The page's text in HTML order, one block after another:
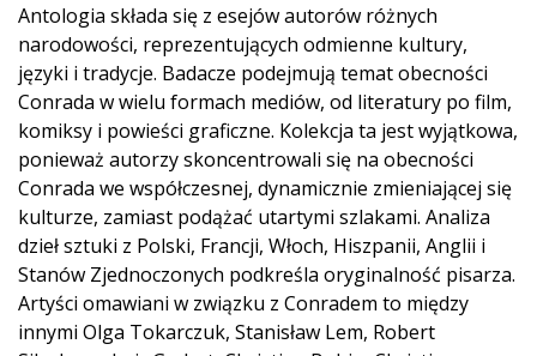
Antologia składa się z esejów autorów różnych
narodowości, reprezentujących odmienne kultury,
języki i tradycje. Badacze podejmują temat obecności
Conrada w wielu formach mediów, od literatury po film,
komiksy i powieści graficzne. Kolekcja ta jest wyjątkowa,
ponieważ autorzy skoncentrowali się na obecności
Conrada we współczesnej, dynamicznie zmieniającej się
kulturze, zamiast podążać utartymi szlakami. Analiza
dzieł sztuki z Polski, Francji, Włoch, Hiszpanii, Anglii i
Stanów Zjednoczonych podkreśla oryginalność pisarza.
Artyści omawiani w związku z Conradem to między
innymi Olga Tokarczuk, Stanisław Lem, Robert